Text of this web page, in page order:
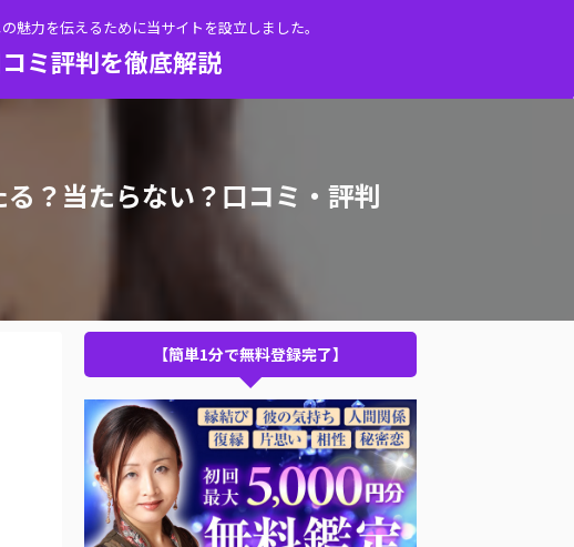
力を伝えるために当サイトを設立しました。
ミ評判を徹底解説
？当たらない？口コミ・評判
【簡単1分で無料登録完了】